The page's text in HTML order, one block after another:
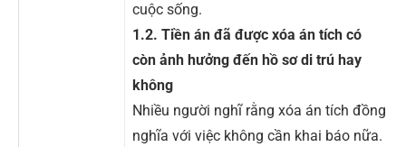
cuộc sống.
1.2. Tiền án đã được xóa án tích có
còn ảnh hưởng đến hồ sơ di trú hay
không
Nhiều người nghĩ rằng xóa án tích đồng
nghĩa với việc không cần khai báo nữa.